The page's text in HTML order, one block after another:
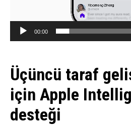
00:00
Üçüncü taraf
için Apple
desteği